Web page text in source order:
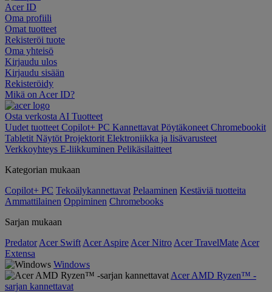
Acer ID
Oma profiili
Omat tuotteet
Rekisteröi tuote
Oma yhteisö
Kirjaudu ulos
Kirjaudu sisään
Rekisteröidy
Mikä on Acer ID?
Osta verkosta AI Tuotteet
Uudet tuotteet Copilot+ PC Kannettavat Pöytäkoneet Chromebookit
Tabletit Näytöt Projektorit Elektroniikka ja lisävarusteet
Verkkoyhteys E-liikkuminen Pelikäsilaitteet
Kategorian mukaan
Copilot+ PC Tekoälykannettavat Pelaaminen Kestäviä tuotteita
Ammattilainen Oppiminen Chromebooks
Sarjan mukaan
Predator Acer Swift Acer Aspire Acer Nitro Acer TravelMate Acer
Extensa
Windows
Acer AMD Ryzen™ -
sarjan kannettavat